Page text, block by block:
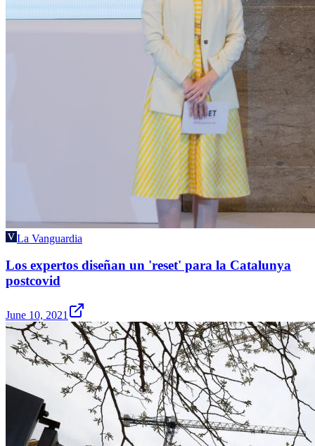
La Vanguardia
Los expertos diseñan un 'reset' para la Catalunya
postcovid
June 10, 2021